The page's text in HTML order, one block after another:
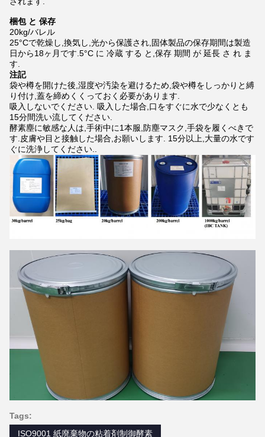
梱包 と 保存
20kg/バレル
25°Cで乾燥し,換気し,光から保護され,固体製品の保存期間は製造
日から18ヶ月です.5°C に 冷蔵 する と,保存 期間 が 延長 さ れ ま
す.
注記
袋や樽を開けた後,湿度や汚染を避けるため,袋や樽をしっかりと縛
り付け,蓋を締めくくっておく必要があります.
吸入しないでください. 吸入した場合,口をすぐに水で少なくとも
15分間洗い流してください.
酵素塵に敏感な人は,手術中に1本服,防塵マスク,手袋を履くべきで
す.皮膚や目と接触した場合,お願いします. 15分以上,大量の水です
ぐに洗浄してください..
Tags:
ISO9001 紙廃棄物の粘着剤制御酵素